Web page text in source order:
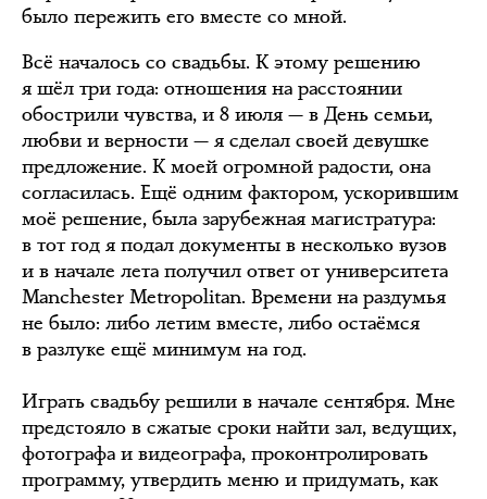
было пережить его вместе со мной.
Всё началось со свадьбы. К этому решению
я шёл три года: отношения на расстоянии
обострили чувства, и 8 июля — в День семьи,
любви и верности — я сделал своей девушке
предложение. К моей огромной радости, она
согласилась. Ещё одним фактором, ускорившим
моё решение, была зарубежная магистратура:
в тот год я подал документы в несколько вузов
и в начале лета получил ответ от университета
Manchester Metropolitan. Времени на раздумья
не было: либо летим вместе, либо остаёмся
в разлуке ещё минимум на год.
Играть свадьбу решили в начале сентября. Мне
предстояло в сжатые сроки найти зал, ведущих,
фотографа и видеографа, проконтролировать
программу, утвердить меню и придумать, как